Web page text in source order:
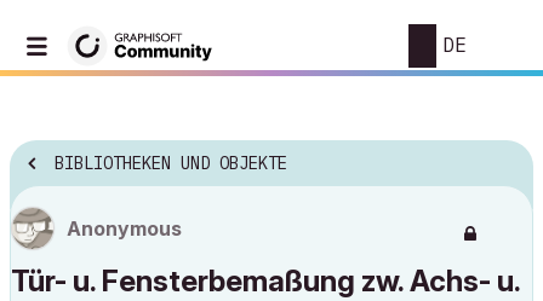
DE
BIBLIOTHEKEN UND OBJEKTE
Anonymous
Tür- u. Fensterbemaßung zw. Achs- u.